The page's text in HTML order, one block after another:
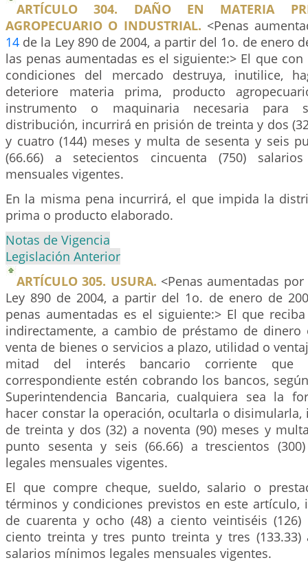
ARTÍCULO 304. DAÑO EN MATERIA
AGROPECUARIO O INDUSTRIAL. <Penas
14 de la Ley 890 de 2004, a partir del 1o. de enero
las penas aumentadas es el siguiente:> El que
condiciones del mercado destruya, inutilice,
deteriore materia prima, producto
instrumento o maquinaria necesaria para
distribución, incurrirá en prisión de treinta y dos
y cuatro (144) meses y multa de sesenta y seis
(66.66) a setecientos cincuenta (750)
mensuales vigentes.
En la misma pena incurrirá, el que impida la
prima o producto elaborado.
Notas de Vigencia
Legislación Anterior
ARTÍCULO 305. USURA. <Penas aumentadas
Ley 890 de 2004, a partir del 1o. de enero de
penas aumentadas es el siguiente:> El que
indirectamente, a cambio de préstamo de
venta de bienes o servicios a plazo, utilidad o
mitad del interés bancario corriente que
correspondiente estén cobrando los bancos,
Superintendencia Bancaria, cualquiera sea la
hacer constar la operación, ocultarla o
de treinta y dos (32) a noventa (90) meses y
punto sesenta y seis (66.66) a trescientos
legales mensuales vigentes.
El que compre cheque, sueldo, salario o
términos y condiciones previstos en este artículo,
de cuarenta y ocho (48) a ciento veintiséis
ciento treinta y tres punto treinta y tres (133.33)
salarios mínimos legales mensuales vigentes.